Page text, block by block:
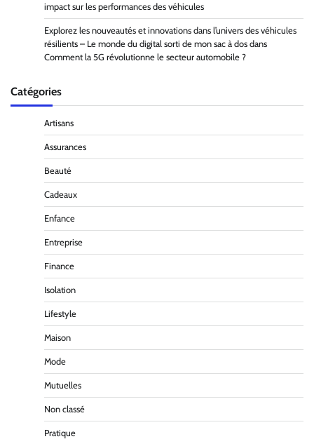
impact sur les performances des véhicules
Explorez les nouveautés et innovations dans l’univers des véhicules
résilients – Le monde du digital sorti de mon sac à dos dans
Comment la 5G révolutionne le secteur automobile ?
Catégories
Artisans
Assurances
Beauté
Cadeaux
Enfance
Entreprise
Finance
Isolation
Lifestyle
Maison
Mode
Mutuelles
Non classé
Pratique